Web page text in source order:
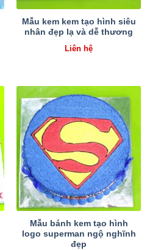
Mẫu kem kem tạo hình siêu
nhân đẹp lạ và dễ thương
Liên hệ
Mẫu bánh kem tạo hình
logo superman ngộ nghĩnh
đẹp